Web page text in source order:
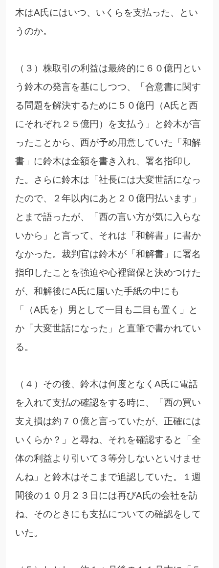
木はA氏にはいつ、いくらを支払った、とい
うのか。
（３）株取引の利益は最終的に６０億円とい
う鈴木の発言を基にしつつ、「合意書に関す
る問題を解決するために５０億円（A氏と西
にそれぞれ２５億円）を支払う」と鈴木が言
ったことから、西が予め用意していた「和解
書」に鈴木は金額を書き入れ、署名指印し
た。さらに鈴木は「社長には大変世話になっ
たので、２年以内にあと２０億円払います」
とまで語ったが、「西の言い方が気に入らな
いから」と言って、それは「和解書」に書か
なかった。裁判官は鈴木が「和解書」に署名
指印したことを強迫や心裡留保と決めつけた
が、和解後にA氏に届いた手紙の中にも
「（A氏を）男として一目も二目も置く」と
か「大変世話になった」と直筆で書かれてい
る。
（４）その後、鈴木は何度となくA氏に電話
を入れて支払の確認をする時に、「西の買い
支え損は約７０億と言っていたが、正確には
いくらか？」と尋ね、それを確認すると「全
体の利益より引いて３等分しないといけませ
んね」と鈴木はそこまで追認していた。１週
間後の１０月２３日には再びA氏の会社を訪
ね、そのときにも支払についての確認をして
いた。